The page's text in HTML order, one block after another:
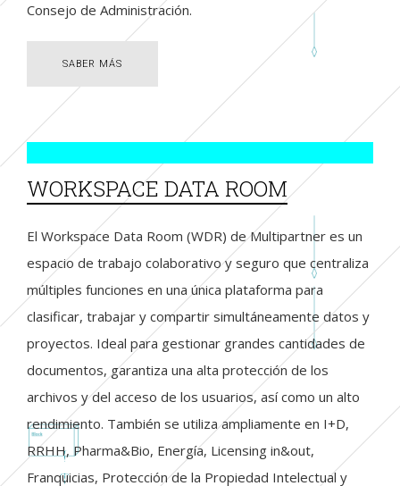
Consejo de Administración.
SABER MÁS
SABER MÁS
WORKSPACE DATA ROOM
El Workspace Data Room (WDR) de Multipartner es un
espacio de trabajo colaborativo y seguro que centraliza
múltiples funciones en una única plataforma para
clasificar, trabajar y compartir simultáneamente datos y
proyectos. Ideal para gestionar grandes cantidades de
documentos, garantiza una alta protección de los
archivos y del acceso de los usuarios, así como un alto
rendimiento. También se utiliza ampliamente en I+D,
RRHH, Pharma&Bio, Energía, Licensing in&out,
Franquicias, Protección de la Propiedad Intelectual y